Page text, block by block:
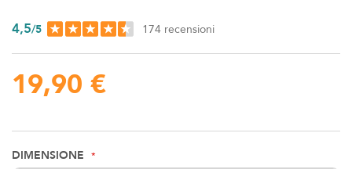
4,5/5 174 recensioni
19,90 €
DIMENSIONE